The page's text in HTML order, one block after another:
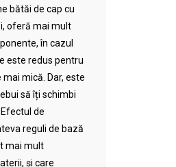
bătăi de cap cu
oferă mai mult
în cazul
este redus pentru
mică. Dar, este
să îți schimbi
de
reguli de bază
mai mult
și care